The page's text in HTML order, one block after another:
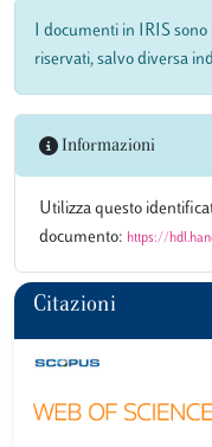
I documenti in IRIS
riservati, salvo diversa
Informazioni
Utilizza questo
documento: https://
Citazioni